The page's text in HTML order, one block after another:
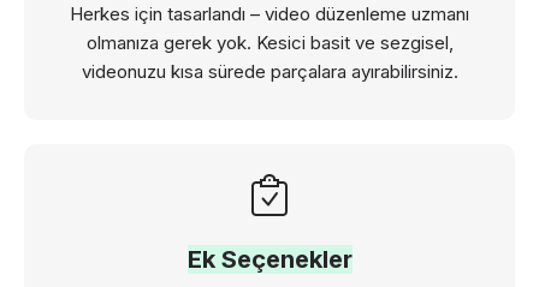
Herkes için tasarlandı – video düzenleme uzmanı
olmanıza gerek yok. Kesici basit ve sezgisel,
videonuzu kısa sürede parçalara ayırabilirsiniz.
Ek Seçenekler